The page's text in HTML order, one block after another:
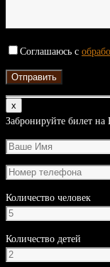
Соглашаюсь с
х
Забронируйте билет
Количество человек
Количество детей